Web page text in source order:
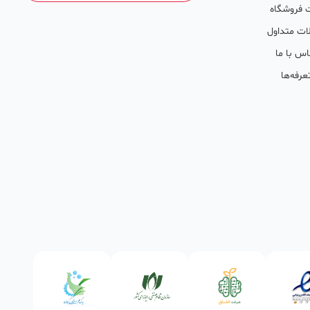
فروشگاه
متداول
با ما